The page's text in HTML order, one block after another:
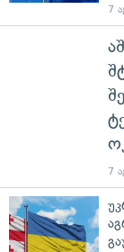
7
7